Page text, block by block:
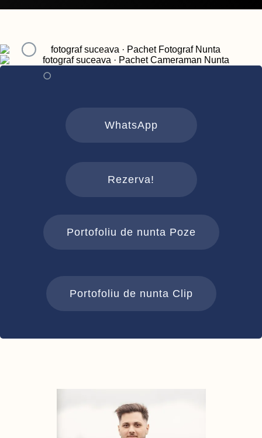
WhatsApp
Rezerva!
Portofoliu de nunta Poze
Portofoliu de nunta Clip